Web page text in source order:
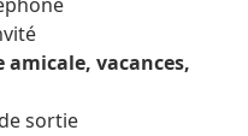
amicale, vacances,
sortie